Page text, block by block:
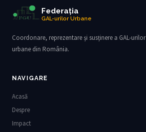
Federația
GAL-urilor Urbane
Coordonare, reprezentare și susținere a GAL-urilor
urbane din România.
NAVIGARE
Acasă
Despre
Impact